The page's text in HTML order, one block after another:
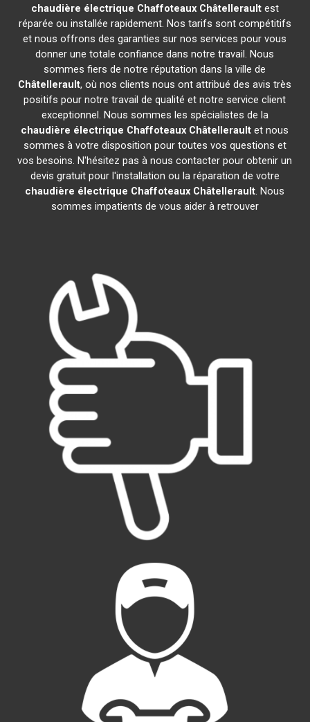
chaudière électrique Chaffoteaux Châtelleraultest
réparée ou installée rapidement. Nos tarifs sont compétitifs
et nous offrons des garanties sur nos services pour vous
donner une totale confiance dans notre travail. Nous
sommes fiers de notre réputation dans la ville de
Châtellerault, où nos clients nous ont attribué des avis très
positifs pour notre travail de qualité et notre service client
exceptionnel. Nous sommes les spécialistes de la
chaudière électrique Chaffoteaux Châtellerault et nous
sommes à votre disposition pour toutes vos questions et
vos besoins. N'hésitez pas à nous contacter pour obtenir un
devis gratuit pour l'installation ou la réparation de votre
chaudière électrique Chaffoteaux Châtellerault. Nous
sommes impatients de vous aider à retrouver